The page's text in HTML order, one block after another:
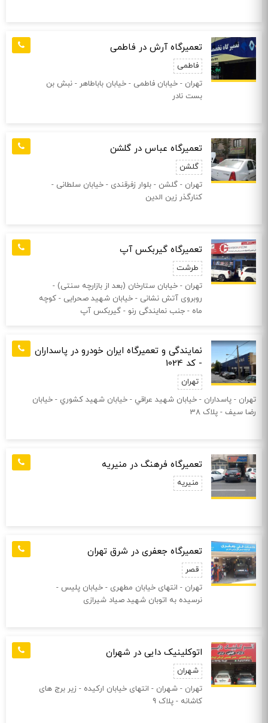
تعمیرگاه آرش در فاطمی
فاطمی
تهران - خیابان فاطمی - خیابان باباطاهر - نبش بن
بست نادر
تعمیرگاه عباس در گلشن
گلشن
تهران - گلشن - بلوار زفرقندی - خیابان سلطانی -
کنارگذر زین الدین
تعمیرگاه گیربکس آپ
طرشت
تهران - خیابان ستارخان (بعد از بازارچه سنتی) -
روبروی آتش نشانی - خیابان شهید صحرایی - کوچه
ماه - جنب نمایندگی رنو - گیربکس آپ
نمایندگی و تعمیرگاه ایران خودرو در پاسداران
- کد 1024
تهران
تهران - پاسداران - خیابان شهید عراقي - خیابان شهيد كشوري - خیابان
رضا سيف - پلاک 38
تعمیرگاه فرهنگ در منیریه
منیریه
تعمیرگاه جعفری در شرق تهران
قصر
تهران - انتهای خیابان مطهری - خیابان پلیس -
نرسیده به اتوبان شهید صیاد شیرازی
اتوکلینیک دایی در شهران
شهران
تهران - شهران - انتهای خیابان ارکیده - زیر برج های
کاشانه - پلاک 9